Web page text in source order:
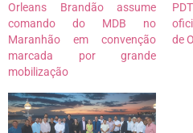
Orleans Brandão assume
comando do MDB no
Maranhão em convenção
marcada por grande
mobilização
de